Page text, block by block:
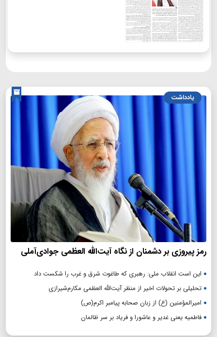
یادداشت
رمز پیروزی بر دشمنان از نگاه آیت‌الله العظمی جوادی‌آملی
این است انقلاب ملی: رهبری که طاغوت شرق و غرب را شکست داد
تحلیلی بر تحولات اخیر از منظر آیت‌الله العظمی مکارم‌شیرازی
امیرالمؤمنین (ع) از زبان صحابه پیامبر اکرم(ص)
فاطمیه یعنی غدیر و عاشورا و فریاد بر سر ظالمان